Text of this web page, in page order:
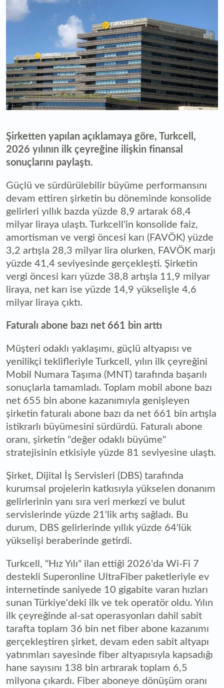
Şirketten yapılan açıklamaya göre, Turkcell,
2026 yılının ilk çeyreğine ilişkin finansal
sonuçlarını paylaştı.
Güçlü ve sürdürülebilir büyüme performansını
devam ettiren şirketin bu döneminde konsolide
gelirleri yıllık bazda yüzde 8,9 artarak 68,4
milyar liraya ulaştı. Turkcell'in konsolide faiz,
amortisman ve vergi öncesi karı (FAVÖK) yüzde
3,2 artışla 28,3 milyar lira olurken, FAVÖK marjı
yüzde 41,4 seviyesinde gerçekleşti. Şirketin
vergi öncesi karı yüzde 38,8 artışla 11,9 milyar
liraya, net karı ise yüzde 14,9 yükselişle 4,6
milyar liraya çıktı.
Faturalı abone bazı net 661 bin arttı
Müşteri odaklı yaklaşımı, güçlü altyapısı ve
yenilikçi teklifleriyle Turkcell, yılın ilk çeyreğini
Mobil Numara Taşıma (MNT) tarafında başarılı
sonuçlarla tamamladı. Toplam mobil abone bazı
net 655 bin abone kazanımıyla genişleyen
şirketin faturalı abone bazı da net 661 bin artışla
istikrarlı büyümesini sürdürdü. Faturalı abone
oranı, şirketin "değer odaklı büyüme"
stratejisinin etkisiyle yüzde 81 seviyesine ulaştı.
Şirket, Dijital İş Servisleri (DBS) tarafında
kurumsal projelerin katkısıyla yükselen donanım
gelirlerinin yanı sıra veri merkezi ve bulut
servislerinde yüzde 21'lik artış sağladı. Bu
durum, DBS gelirlerinde yıllık yüzde 64'lük
yükselişi beraberinde getirdi.
Turkcell, "Hız Yılı" ilan ettiği 2026'da Wi-Fi 7
destekli Superonline UltraFiber paketleriyle ev
internetinde saniyede 10 gigabite varan hızları
sunan Türkiye'deki ilk ve tek operatör oldu. Yılın
ilk çeyreğinde al-sat operasyonları dahil sabit
tarafta toplam 36 bin net fiber abone kazanımı
gerçekleştiren şirket, devam eden sabit altyapı
yatırımları sayesinde fiber altyapısıyla kapsadığı
hane sayısını 138 bin artırarak toplam 6,5
milyona çıkardı. Fiber aboneye dönüşüm oranı